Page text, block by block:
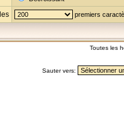
premiers
Toutes les
Sauter vers: